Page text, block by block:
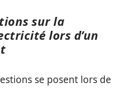
sur la
lors d’un
se posent lors de